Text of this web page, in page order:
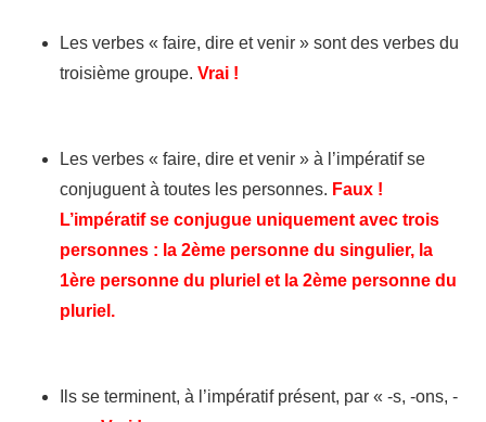
Les verbes « faire, dire et venir » sont des verbes du
troisième groupe. Vrai !
Les verbes « faire, dire et venir » à l’impératif se
conjuguent à toutes les personnes. Faux !
L’impératif se conjugue uniquement avec trois
personnes : la 2ème personne du singulier, la
1ère personne du pluriel et la 2ème personne du
pluriel.
Ils se terminent, à l’impératif présent, par « -s, -ons, -